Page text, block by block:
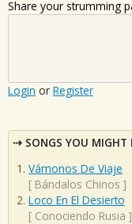
Share your strumming
Login or Register
SONGS YOU MIGHT
Vámonos De Viaje
[ Bándalos Chinos ]
Loco En El Desierto
[ Conociendo Rusia ]